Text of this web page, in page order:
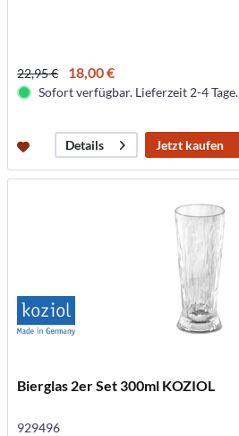
22,95 € 18,00 €
Sofort verfügbar. Lieferzeit 2-4 Tage.
Details Jetzt kaufen
Bierglas 2er Set 300ml KOZIOL
929496